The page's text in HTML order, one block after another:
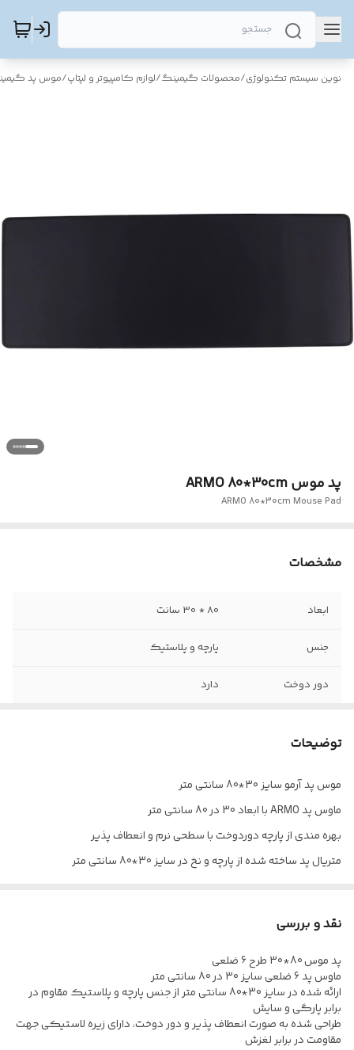
نوین سیستم تکنولوژی/محصولات گیمینگ/لوازم کامپیوتر و لپتاپ/موس پد
پد موس ARMO 80*30cm
ARMO 80*30cm Mouse Pad
مشخصات
ابعاد 80 * 30 سانت
جنس پارچه و پلاستیک
دور دوخت دارد
توضیحات
موس پد آرمو سایز 30*80 سانتی متر
ماوس پد ARMO با ابعاد 30 در 80 سانتی متر
بهره مندی از پارچه دوردوخت با سطحی نرم و انعطاف پذیر
متریال پد ساخته شده از پارچه و نخ در سایز 30*80 سانتی متر
نقد و بررسی
پد موس 80*30 طرح 6 ضلعی
ماوس پد 6 ضلعی سایز 30 در 80 سانتی متر
ارائه شده در سایز 30*80 سانتی متر از جنس پارچه و پلاستیک مقاوم در
برابر پارگی و سایش
طراحی شده به صورت انعطاف پذیر و دور دوخت، دارای زیره لاستیکی جهت
مقاومت در برابر لغزش